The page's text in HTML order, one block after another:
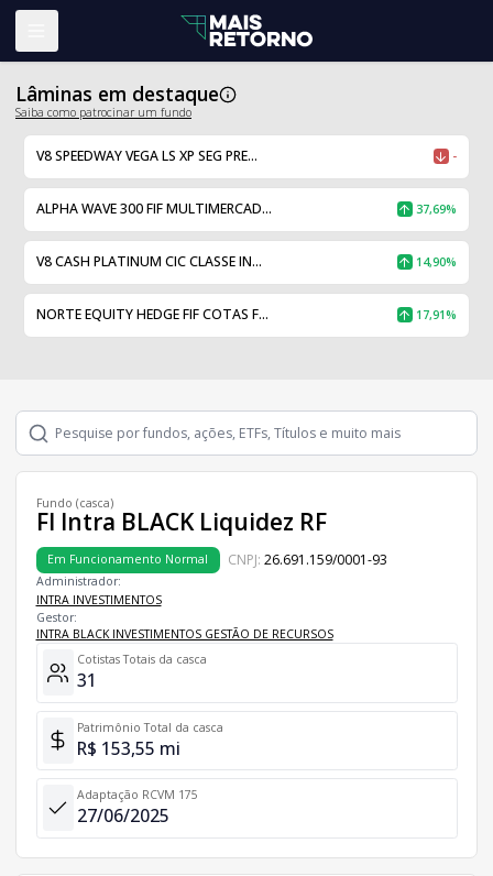
Lâminas em destaque
Saiba como patrocinar um fundo
V8 SPEEDWAY VEGA LS XP SEG PRE... -
ALPHA WAVE 300 FIF MULTIMERCAD... 37,69%
V8 CASH PLATINUM CIC CLASSE IN... 14,90%
NORTE EQUITY HEDGE FIF COTAS F... 17,91%
Fundo (casca)
FI Intra BLACK Liquidez RF
Em Funcionamento Normal CNPJ: 26.691.159/0001-93
Administrador:
INTRA INVESTIMENTOS
Gestor:
INTRA BLACK INVESTIMENTOS GESTÃO DE RECURSOS
Cotistas Totais da casca
31
Patrimônio Total da casca
R$ 153,55 mi
Adaptação RCVM 175
27/06/2025